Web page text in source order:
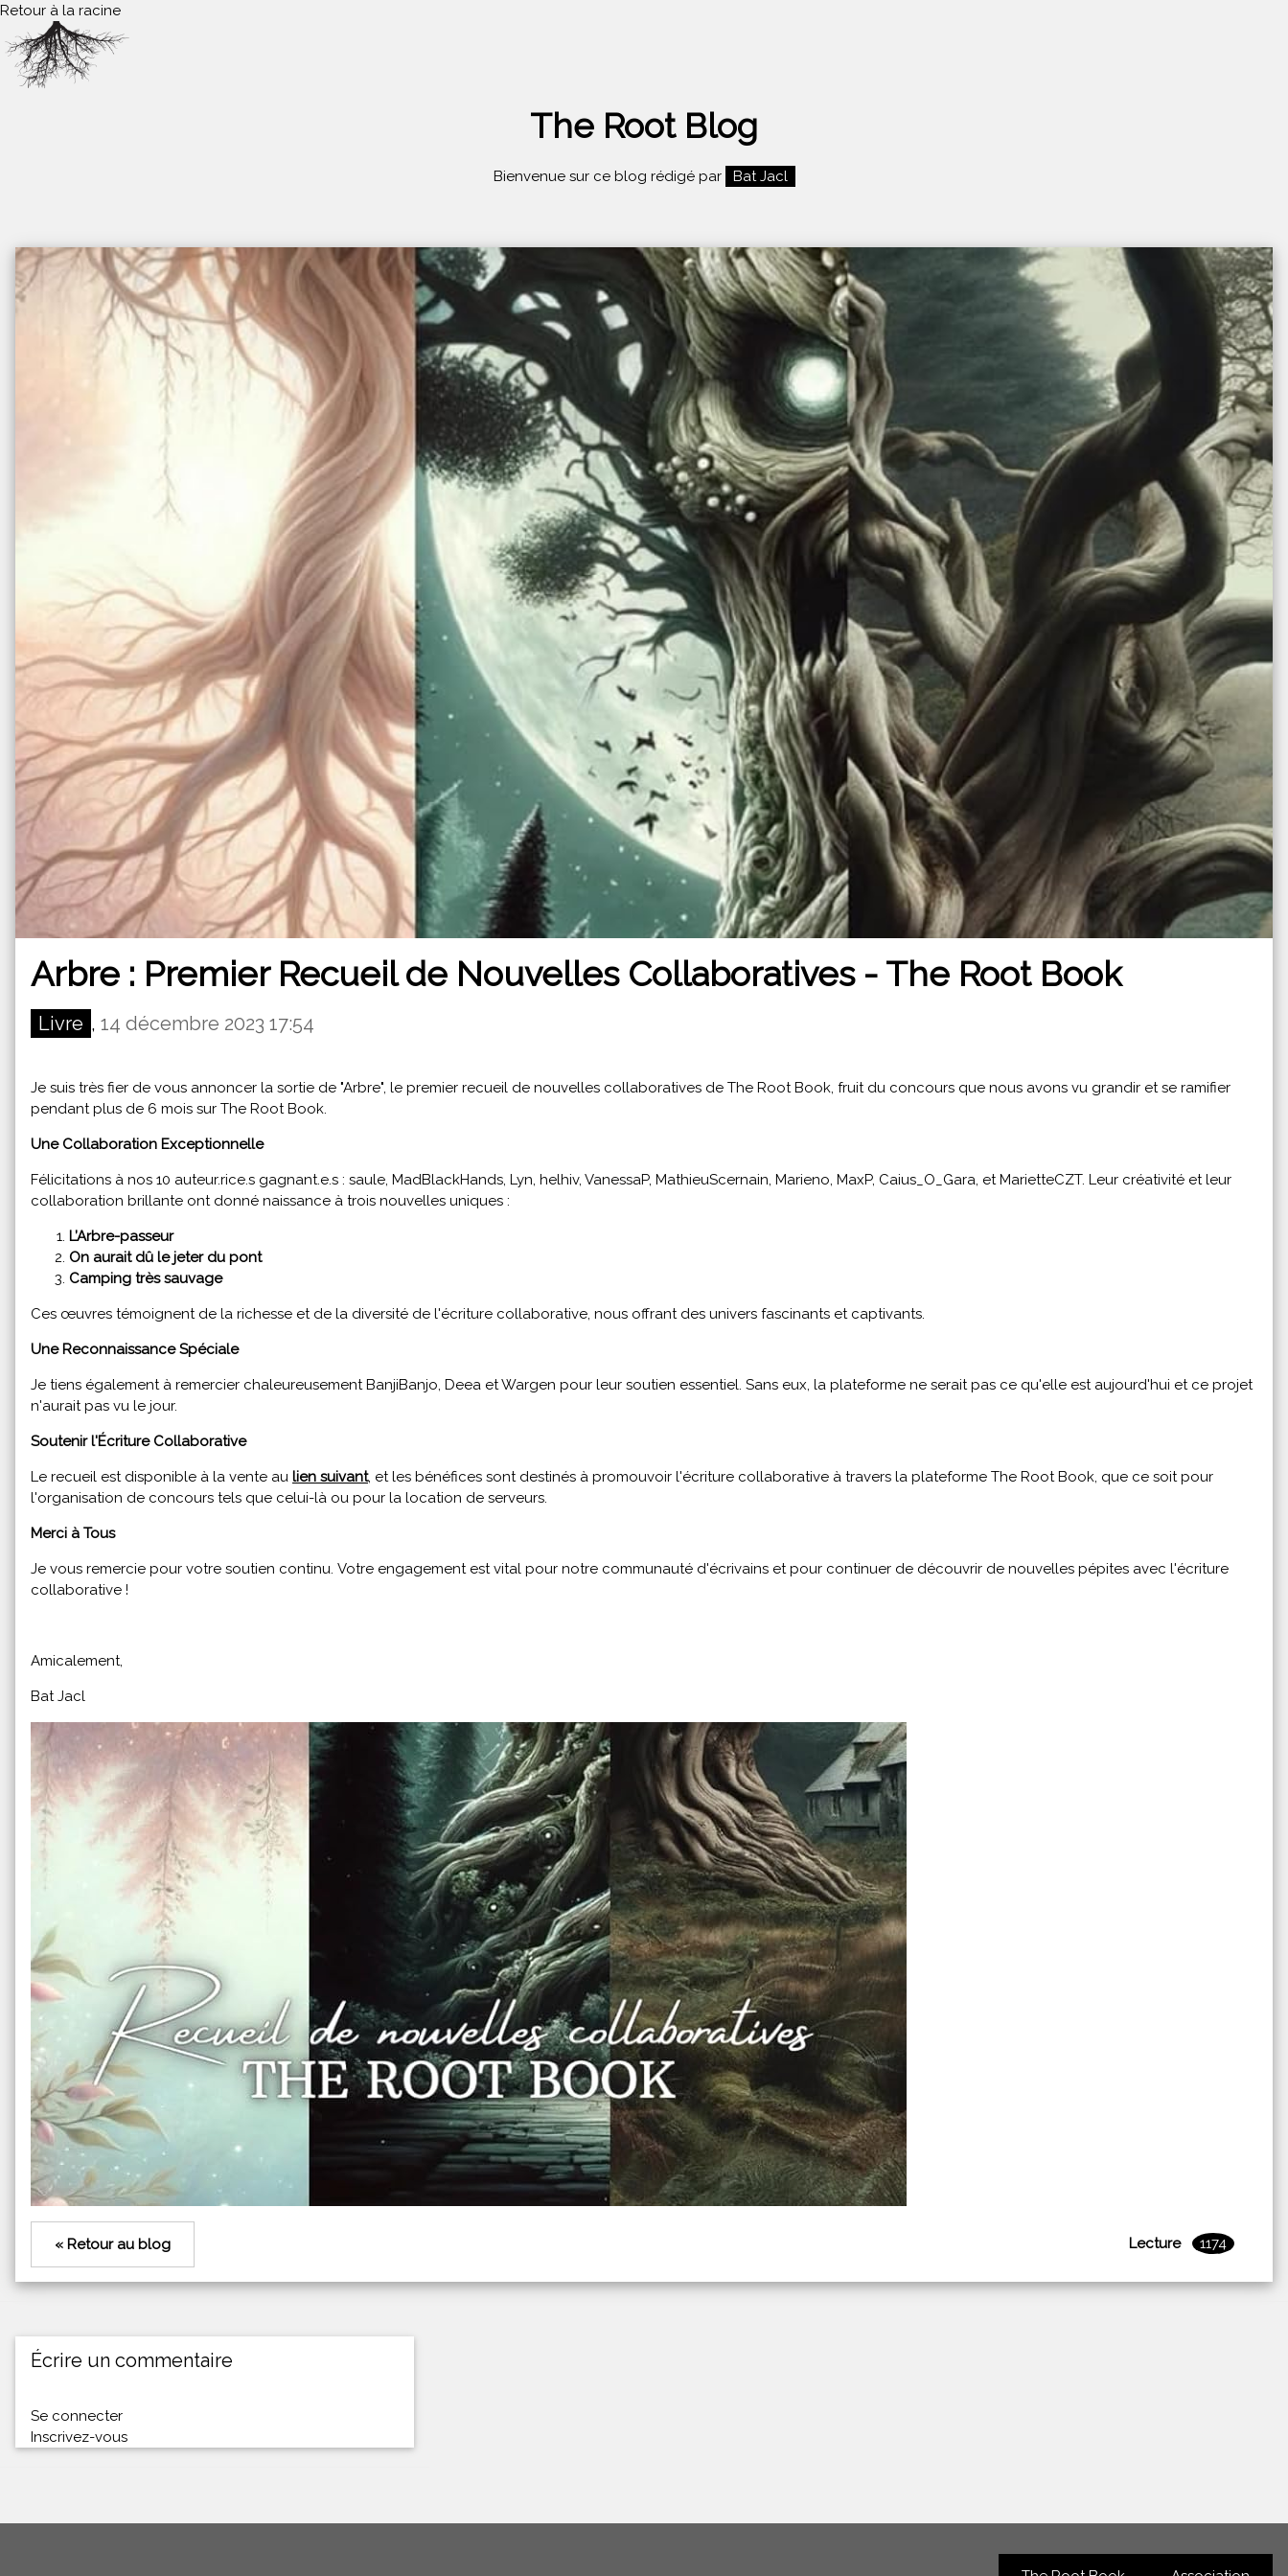
Retour à la racine
The Root Blog
Bienvenue sur ce blog rédigé par Bat Jacl
Arbre : Premier Recueil de Nouvelles Collaboratives - The Root Book
Livre , 14 décembre 2023 17:54
Je suis très fier de vous annoncer la sortie de "Arbre", le premier recueil de nouvelles collaboratives de The Root Book, fruit du concours que nous avons vu grandir et se ramifier
pendant plus de 6 mois sur The Root Book.
Une Collaboration Exceptionnelle
Félicitations à nos 10 auteur.rice.s gagnant.e.s : saule, MadBlackHands, Lyn, helhiv, VanessaP, MathieuScernain, Marieno, MaxP, Caius_O_Gara, et MarietteCZT. Leur créativité et leur
collaboration brillante ont donné naissance à trois nouvelles uniques :
L’Arbre-passeur
On aurait dû le jeter du pont
Camping très sauvage
Ces œuvres témoignent de la richesse et de la diversité de l'écriture collaborative, nous offrant des univers fascinants et captivants.
Une Reconnaissance Spéciale
Je tiens également à remercier chaleureusement BanjiBanjo, Deea et Wargen pour leur soutien essentiel. Sans eux, la plateforme ne serait pas ce qu'elle est aujourd'hui et ce projet
n'aurait pas vu le jour.
Soutenir l'Écriture Collaborative
Le recueil est disponible à la vente au lien suivant, et les bénéfices sont destinés à promouvoir l'écriture collaborative à travers la plateforme The Root Book, que ce soit pour
l'organisation de concours tels que celui-là ou pour la location de serveurs.
Merci à Tous
Je vous remercie pour votre soutien continu. Votre engagement est vital pour notre communauté d'écrivains et pour continuer de découvrir de nouvelles pépites avec l'écriture
collaborative !
Amicalement,
Bat Jacl
« Retour au blog Lecture 1174
Écrire un commentaire
Se connecter
Inscrivez-vous